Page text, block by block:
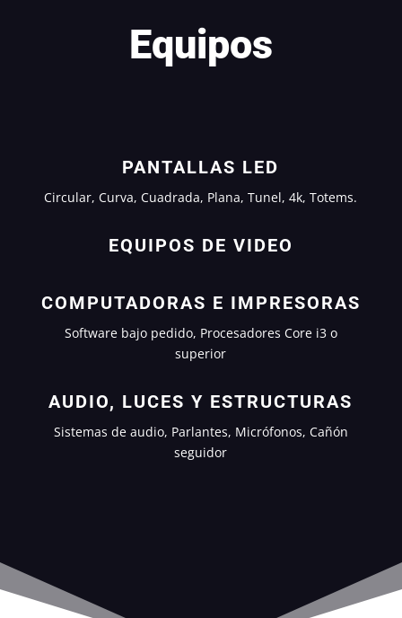
Equipos
PANTALLAS LED
Circular, Curva, Cuadrada, Plana, Tunel, 4k, Totems.
EQUIPOS DE VIDEO
COMPUTADORAS E IMPRESORAS
Software bajo pedido, Procesadores Core i3 o
superior
AUDIO, LUCES Y ESTRUCTURAS
Sistemas de audio, Parlantes, Micrófonos, Cañón
seguidor